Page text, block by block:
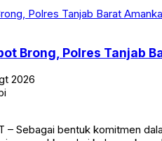
Brong, Polres Tanjab
2026
– Sebagai bentuk komitmen